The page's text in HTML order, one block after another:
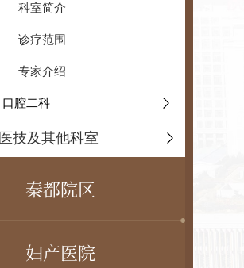
科室简介
诊疗范围
专家介绍
口腔二科
医技及其他科室
秦都院区
妇产医院